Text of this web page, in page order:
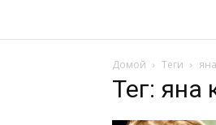
Домой Теги
Тег: яна